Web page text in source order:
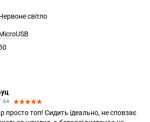
світло
просто топ! Сидить ідеально, не сповзає